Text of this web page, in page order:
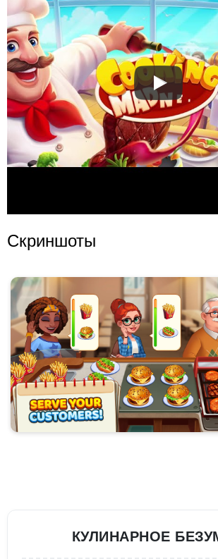
Скриншоты
КУЛИНАРНОЕ